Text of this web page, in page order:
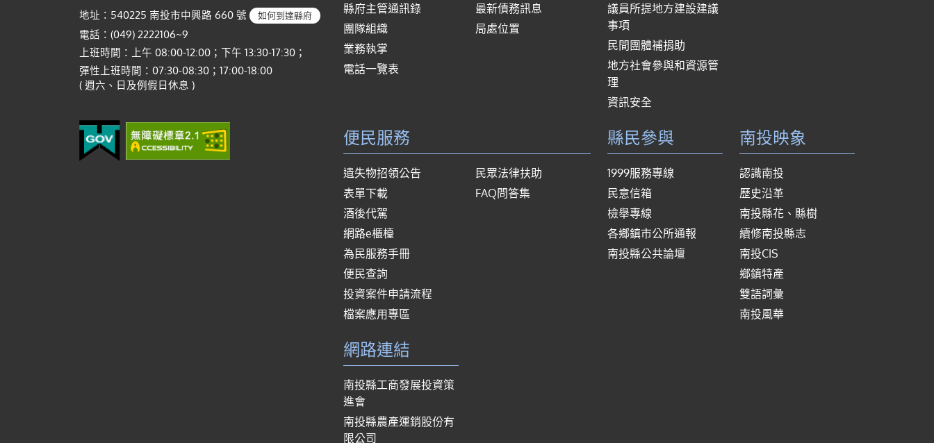
地址：540225 南投市中興路 660 號 如何到達縣府
電話：(049) 2222106~9
上班時間：上午 08:00-12:00；下午 13:30-17:30；
彈性上班時間：07:30-08:30；17:00-18:00
( 週六、日及例假日休息 )
縣府主管通訊錄
團隊組織
業務執掌
電話一覽表
最新債務訊息
局處位置
議員所提地方建設建議
事項
民間團體補捐助
地方社會參與和資源管
理
資訊安全
便民服務
遺失物招領公告
表單下載
酒後代駕
網路e櫃檯
為民服務手冊
便民查詢
投資案件申請流程
檔案應用專區
民眾法律扶助
FAQ問答集
縣民參與
1999服務專線
民意信箱
檢舉專線
各鄉鎮市公所通報
南投縣公共論壇
南投映象
認識南投
歷史沿革
南投縣花、縣樹
續修南投縣志
南投CIS
鄉鎮特產
雙語詞彙
南投風華
網路連結
南投縣工商發展投資策
進會
南投縣農產運銷股份有
限公司